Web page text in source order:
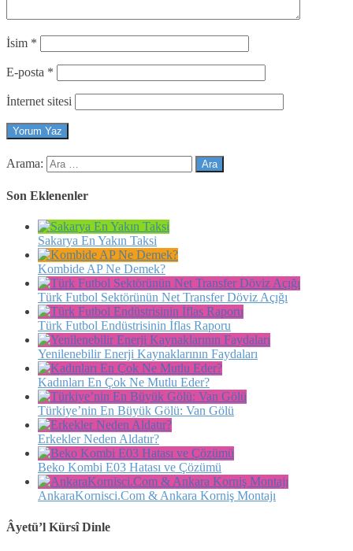
İsim *
E-posta *
İnternet sitesi
Arama:
Son Eklenenler
Sakarya En Yakın Taksi
Kombide AP Ne Demek?
Türk Futbol Sektörünün Net Transfer Döviz Açığı
Türk Futbol Endüstrisinin İflas Raporu
Yenilenebilir Enerji Kaynaklarının Faydaları
Kadınları En Çok Ne Mutlu Eder?
Türkiye’nin En Büyük Gölü: Van Gölü
Erkekler Neden Aldatır?
Beko Kombi E03 Hatası ve Çözümü
AnkaraKornisci.Com & Ankara Korniş Montajı
Âyetü’l Kürsî Dinle